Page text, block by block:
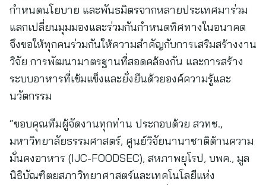
กำหนดนโยบาย และพันธมิตรจากหลายประเทศมาร่วม
แลกเปลี่ยนมุมมองและร่วมกันกำหนดทิศทางในอนาคต
จึงขอให้ทุกคนร่วมกันให้ความสำคัญกับการเสริมสร้างงาน
วิจัย การพัฒนามาตรฐานที่สอดคล้องกัน และการสร้าง
ระบบอาหารที่เข้มแข็งและยั่งยืนด้วยองค์ความรู้และ
นวัตกรรม
“ขอบคุณทีมผู้จัดงานทุกท่าน ประกอบด้วย สวทช.,
มหาวิทยาลัยธรรมศาสตร์, ศูนย์วิจัยนานาชาติด้านความ
มั่นคงอาหาร (IJC-FOODSEC), สหภาพยุโรป, บพค., มูล
นิธิบัณฑิตยสภาวิทยาศาสตร์และเทคโนโลยีแห่ง